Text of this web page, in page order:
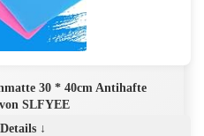
30 * 40cm Antihafte
SLFYEE
Details ↓